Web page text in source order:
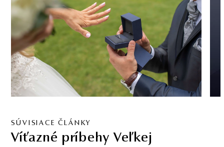
SÚVISIACE ČLÁNKY
Víťazné príbehy Veľkej